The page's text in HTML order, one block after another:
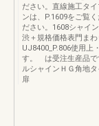
ださい。直線施工タ
ンは、P.1609をご覧
ださい。1608シャイ
渋＋規格価格表門まわ
UJ8400_P.806使用
す。 は受注生産品で
ルシャインＨＧ角地
扉